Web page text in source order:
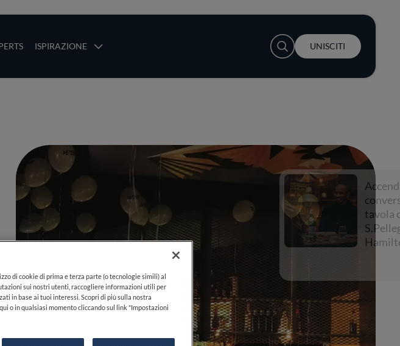
ISPIRAZIONE
User account menu
UNISCITI
conversazione a
tavola con
S.Pellegrino e Lewis
Hamilton
di cookie di prima e terza parte (o tecnologie simili) al
sui nostri utenti, raccogliere informazioni utili per
in base ai tuoi interessi. Scopri di più sulla nostra
o in qualsiasi momento cliccando sul link "Impostazioni